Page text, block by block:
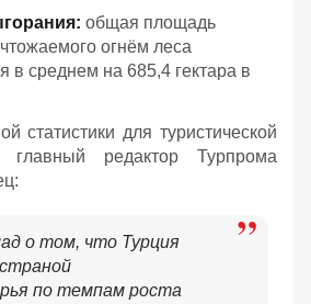
общая площадь
огнём леса
в среднем на 685,4 гектара в
статистики для туристической
главный редактор Турпрома
о том, что Турция
по темпам роста